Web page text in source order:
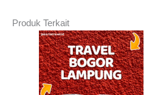
Produk Terkait